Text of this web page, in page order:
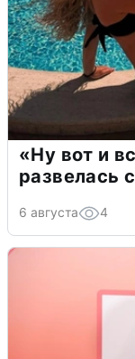
«Ну вот и
развелась
6 августа 4